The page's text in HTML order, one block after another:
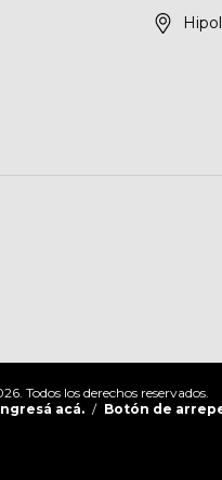
Todos los derechos reservados.
acá. / Botón de